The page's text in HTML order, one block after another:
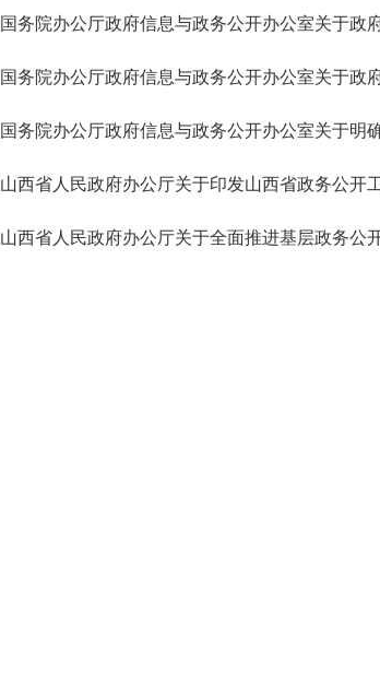
国务院办公厅政府信息与政务公开办公室关于政
国务院办公厅政府信息与政务公开办公室关于政
国务院办公厅政府信息与政务公开办公室关于明
山西省人民政府办公厅关于印发山西省政务公开
山西省人民政府办公厅关于全面推进基层政务公